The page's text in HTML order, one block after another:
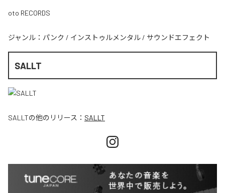
oto RECORDS
ジャンル： パンク / インストゥルメンタル / サウンドエフェクト
SALLT
SALLTの他のリリース： SALLT